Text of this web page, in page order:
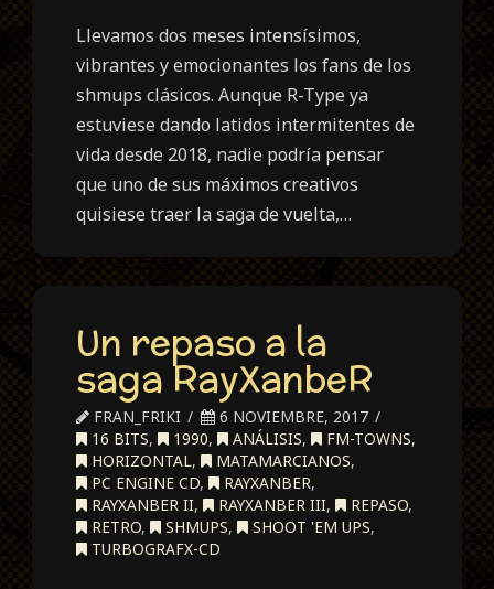
Llevamos dos meses intensísimos,
vibrantes y emocionantes los fans de los
shmups clásicos. Aunque R-Type ya
estuviese dando latidos intermitentes de
vida desde 2018, nadie podría pensar
que uno de sus máximos creativos
quisiese traer la saga de vuelta,…
Un repaso a la
saga RayXanbeR
FRAN_FRIKI
6 NOVIEMBRE, 2017
16 BITS, 1990, ANÁLISIS, FM-TOWNS,
HORIZONTAL, MATAMARCIANOS,
PC ENGINE CD, RAYXANBER,
RAYXANBER II, RAYXANBER III, REPASO,
RETRO, SHMUPS, SHOOT 'EM UPS,
TURBOGRAFX-CD